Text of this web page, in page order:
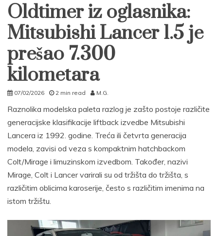
Oldtimer iz oglasnika:
Mitsubishi Lancer 1.5 je
prešao 7.300
kilometara
07/02/2026 2 min read M.G.
Raznolika modelska paleta razlog je zašto postoje različite
generacijske klasifikacije liftback izvedbe Mitsubishi
Lancera iz 1992. godine. Treća ili četvrta generacija
modela, zavisi od veza s kompaktnim hatchbackom
Colt/Mirage i limuzinskom izvedbom. Također, nazivi
Mirage, Colt i Lancer varirali su od tržišta do tržišta, s
različitim oblicima karoserije, često s različitim imenima na
istom tržištu.